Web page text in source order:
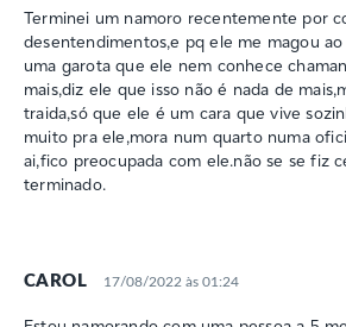
Terminei um namoro recentemente por
desentendimentos,e pq ele me magou
uma garota que ele nem conhece
mais,diz ele que isso não é nada de
traida,só que ele é um cara que vive
muito pra ele,mora num quarto numa
ai,fico preocupada com ele.não se se fiz
terminado.
CAROL 17/08/2022 às 01:24